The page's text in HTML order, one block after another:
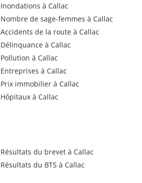
Inondations à Callac
Nombre de sage-femmes à Callac
Accidents de la route à Callac
Délinquance à Callac
Pollution à Callac
Entreprises à Callac
Prix immobilier à Callac
Hôpitaux à Callac
Résultats du brevet à Callac
Résultats du BTS à Callac